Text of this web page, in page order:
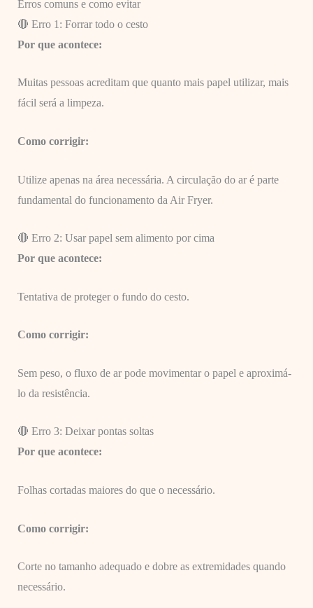
Erros comuns e como evitar
🔴 Erro 1: Forrar todo o cesto
Por que acontece:
Muitas pessoas acreditam que quanto mais papel utilizar, mais
fácil será a limpeza.
Como corrigir:
Utilize apenas na área necessária. A circulação do ar é parte
fundamental do funcionamento da Air Fryer.
🔴 Erro 2: Usar papel sem alimento por cima
Por que acontece:
Tentativa de proteger o fundo do cesto.
Como corrigir:
Sem peso, o fluxo de ar pode movimentar o papel e aproximá-
lo da resistência.
🔴 Erro 3: Deixar pontas soltas
Por que acontece:
Folhas cortadas maiores do que o necessário.
Como corrigir:
Corte no tamanho adequado e dobre as extremidades quando
necessário.